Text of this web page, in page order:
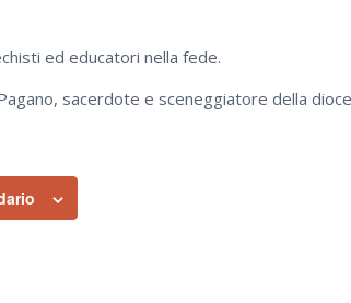
ed educatori nella fede.
sacerdote e sceneggiatore della